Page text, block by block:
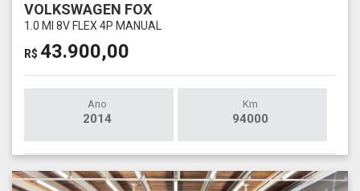
VOLKSWAGEN FOX
1.0 MI 8V FLEX 4P MANUAL
R$ 43.900,00
Ano
2014
Km
94000